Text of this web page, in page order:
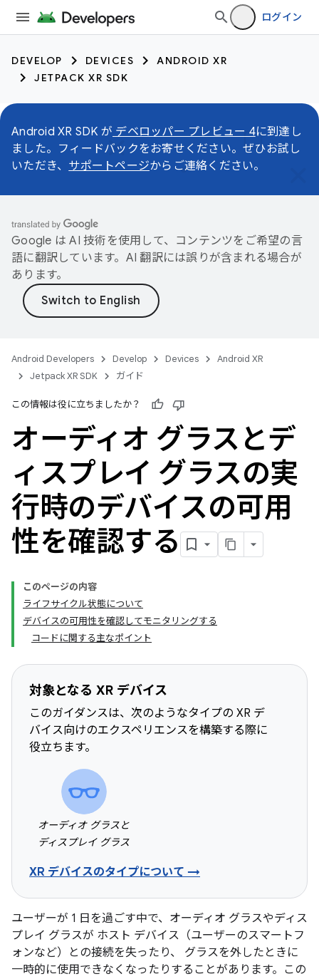
ログイン
DEVELOP DEVICES
ANDROID XR
JETPACK XR SDK
Android XR SDK が デベロッパー プレビュー 4に到達し
ました。フィードバックをお寄せください。ぜひお試し
いただき、 サポートページからご連絡ください。
Google は AI 技術を使用して、コンテンツをご希望の言
語に翻訳しています。AI 翻訳には誤りが含まれる場合が
あります。
Android Developers Develop Devices
Android XR
Jetpack XR SDK
ガイド
この情報は役に立ちましたか？
オーディオ グラスとデ
ィスプレイ グラスの実
行時のデバイスの可用
性を確認する
このページの内容
ライフサイクル状態について
デバイスの可用性を確認してモニタリングする
コードに関する主なポイント
対象となる XR デバイス
このガイダンスは、次のようなタイプの XR デ
バイス向けのエクスペリエンスを構築する際に
役立ちます。
オーディオ グラスと
ディスプレイ グラス
XR デバイスのタイプについて →
ユーザーが 1 日を過ごす中で、オーディオ グラスやディス
プレイ グラスが ホスト デバイス（ユーザーのスマートフ
ォンなど）との接続を失ったり、 グラスを外したときに
一時的に使用できなくなったりすることがあります。この